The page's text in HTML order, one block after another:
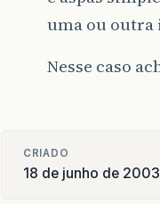
uma ou
Nesse caso
CRIADO
18 de junho de 2003